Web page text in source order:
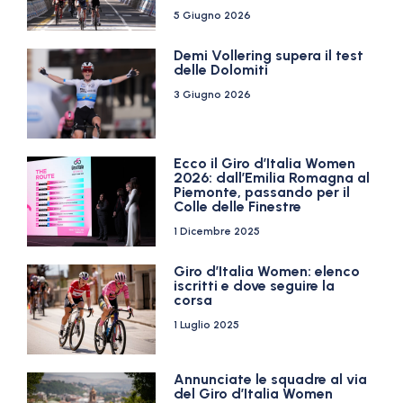
5 Giugno 2026
Demi Vollering supera il test
delle Dolomiti
3 Giugno 2026
Ecco il Giro d’Italia Women
2026: dall’Emilia Romagna al
Piemonte, passando per il
Colle delle Finestre
1 Dicembre 2025
Giro d’Italia Women: elenco
iscritti e dove seguire la
corsa
1 Luglio 2025
Annunciate le squadre al via
del Giro d’Italia Women